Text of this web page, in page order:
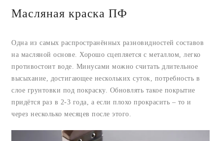
Масляная краска ПФ
Одна из самых распространённых разновидностей составов
на масляной основе. Хорошо сцепляется с металлом, легко
противостоит воде. Минусами можно считать длительное
высыхание, достигающее нескольких суток, потребность в
слое грунтовки под покраску. Обновлять такое покрытие
придётся раз в 2-3 года, а если плохо прокрасить – то и
через несколько месяцев после этого.